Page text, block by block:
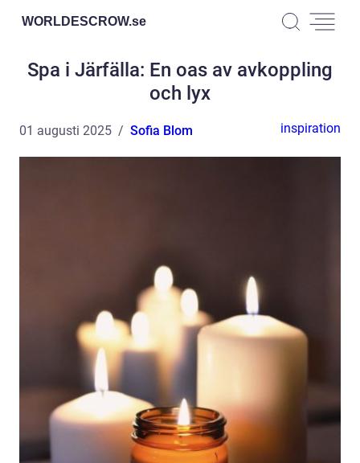
WORLDESCROW.se
Spa i Järfälla: En oas av avkoppling
och lyx
01 augusti 2025 Sofia Blom inspiration